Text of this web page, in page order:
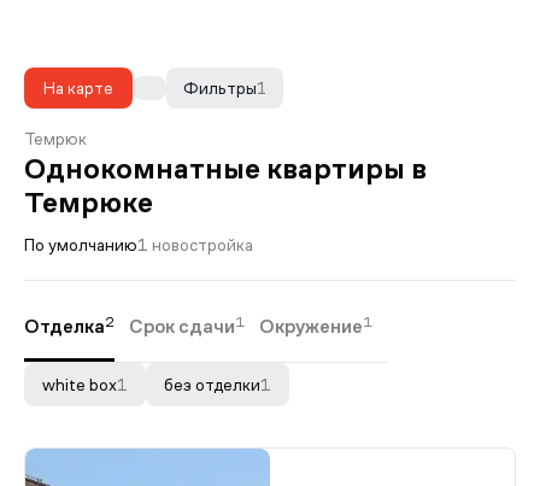
На карте 1
Фильтры
Темрюк
Однокомнатные квартиры в
Темрюке
По умолчанию1 новостройка
Отделка2 Срок сдачи1 Окружение1
white box1 без отделки1